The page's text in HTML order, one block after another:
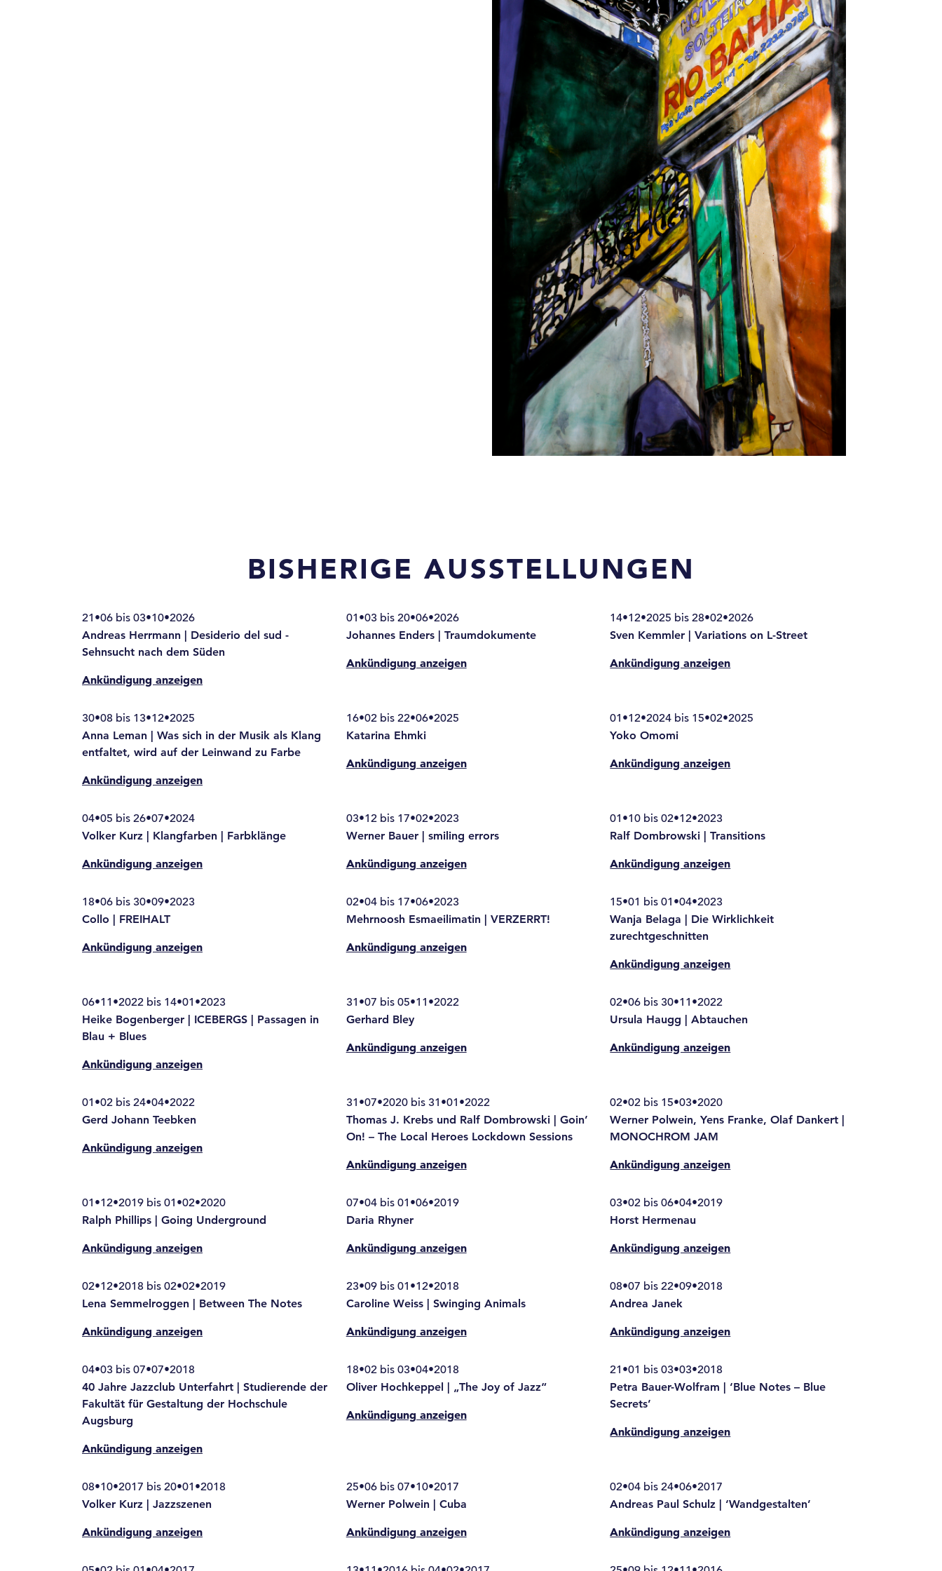
BISHERIGE AUSSTELLUNGEN
21•06 bis 03•10•2026
Andreas Herrmann | Desiderio del sud -
Sehnsucht nach dem Süden
Ankündigung anzeigen
01•03 bis 20•06•2026
Johannes Enders | Traumdokumente
Ankündigung anzeigen
14•12•2025 bis 28•02•2026
Sven Kemmler | Variations on L-Street
Ankündigung anzeigen
30•08 bis 13•12•2025
Anna Leman | Was sich in der Musik als Klang
entfaltet, wird auf der Leinwand zu Farbe
Ankündigung anzeigen
16•02 bis 22•06•2025
Katarina Ehmki
Ankündigung anzeigen
01•12•2024 bis 15•02•2025
Yoko Omomi
Ankündigung anzeigen
04•05 bis 26•07•2024
Volker Kurz | Klangfarben | Farbklänge
Ankündigung anzeigen
03•12 bis 17•02•2023
Werner Bauer | smiling errors
Ankündigung anzeigen
01•10 bis 02•12•2023
Ralf Dombrowski | Transitions
Ankündigung anzeigen
18•06 bis 30•09•2023
Collo | FREIHALT
Ankündigung anzeigen
02•04 bis 17•06•2023
Mehrnoosh Esmaeilimatin | VERZERRT!
Ankündigung anzeigen
15•01 bis 01•04•2023
Wanja Belaga | Die Wirklichkeit
zurechtgeschnitten
Ankündigung anzeigen
06•11•2022 bis 14•01•2023
Heike Bogenberger | ICEBERGS | Passagen in
Blau + Blues
Ankündigung anzeigen
31•07 bis 05•11•2022
Gerhard Bley
Ankündigung anzeigen
02•06 bis 30•11•2022
Ursula Haugg | Abtauchen
Ankündigung anzeigen
01•02 bis 24•04•2022
Gerd Johann Teebken
Ankündigung anzeigen
31•07•2020 bis 31•01•2022
Thomas J. Krebs und Ralf Dombrowski | Goin’
On! – The Local Heroes Lockdown Sessions
Ankündigung anzeigen
02•02 bis 15•03•2020
Werner Polwein, Yens Franke, Olaf Dankert |
MONOCHROM JAM
Ankündigung anzeigen
01•12•2019 bis 01•02•2020
Ralph Phillips | Going Underground
Ankündigung anzeigen
07•04 bis 01•06•2019
Daria Rhyner
Ankündigung anzeigen
03•02 bis 06•04•2019
Horst Hermenau
Ankündigung anzeigen
02•12•2018 bis 02•02•2019
Lena Semmelroggen | Between The Notes
Ankündigung anzeigen
23•09 bis 01•12•2018
Caroline Weiss | Swinging Animals
Ankündigung anzeigen
08•07 bis 22•09•2018
Andrea Janek
Ankündigung anzeigen
04•03 bis 07•07•2018
40 Jahre Jazzclub Unterfahrt | Studierende der
Fakultät für Gestaltung der Hochschule
Augsburg
Ankündigung anzeigen
18•02 bis 03•04•2018
Oliver Hochkeppel | „The Joy of Jazz“
Ankündigung anzeigen
21•01 bis 03•03•2018
Petra Bauer-Wolfram | ‘Blue Notes – Blue
Secrets’
Ankündigung anzeigen
08•10•2017 bis 20•01•2018
Volker Kurz | Jazzszenen
Ankündigung anzeigen
25•06 bis 07•10•2017
Werner Polwein | Cuba
Ankündigung anzeigen
02•04 bis 24•06•2017
Andreas Paul Schulz | ‘Wandgestalten’
Ankündigung anzeigen